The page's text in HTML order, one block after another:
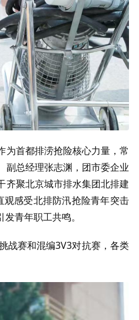
为首都排涝抢险核心力量，常
副总经理张志渊，团市委企业
齐聚北京城市排水集团北排建
观感受北排防汛抢险青年突击
青年职工共鸣。
战赛和混编3V3对抗赛，各类